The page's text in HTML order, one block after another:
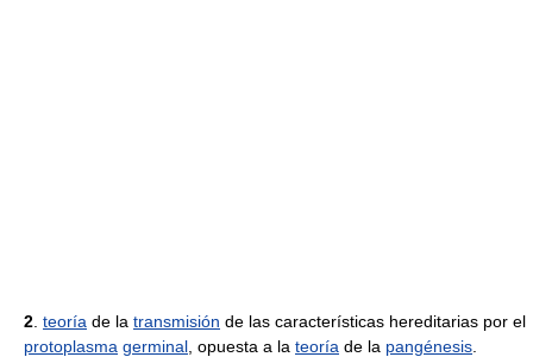
2 teoría de la transmisión de las características hereditarias por el
protoplasma germinal , opuesta a la teoría de la pangénesis